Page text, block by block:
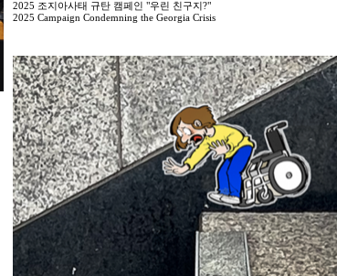
2025 조지아사태 규탄 캠페인 "우린 친구지?"
2025 Campaign Condemning the Georgia Crisis